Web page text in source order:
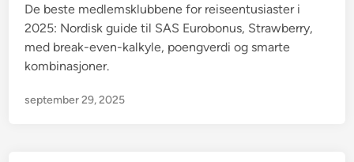
d
i
n
De beste medlemsklubbene for reiseentusiaster i
2025: Nordisk guide til SAS Eurobonus, Strawberry,
med break-even-kalkyle, poengverdi og smarte
kombinasjoner.
september 29, 2025